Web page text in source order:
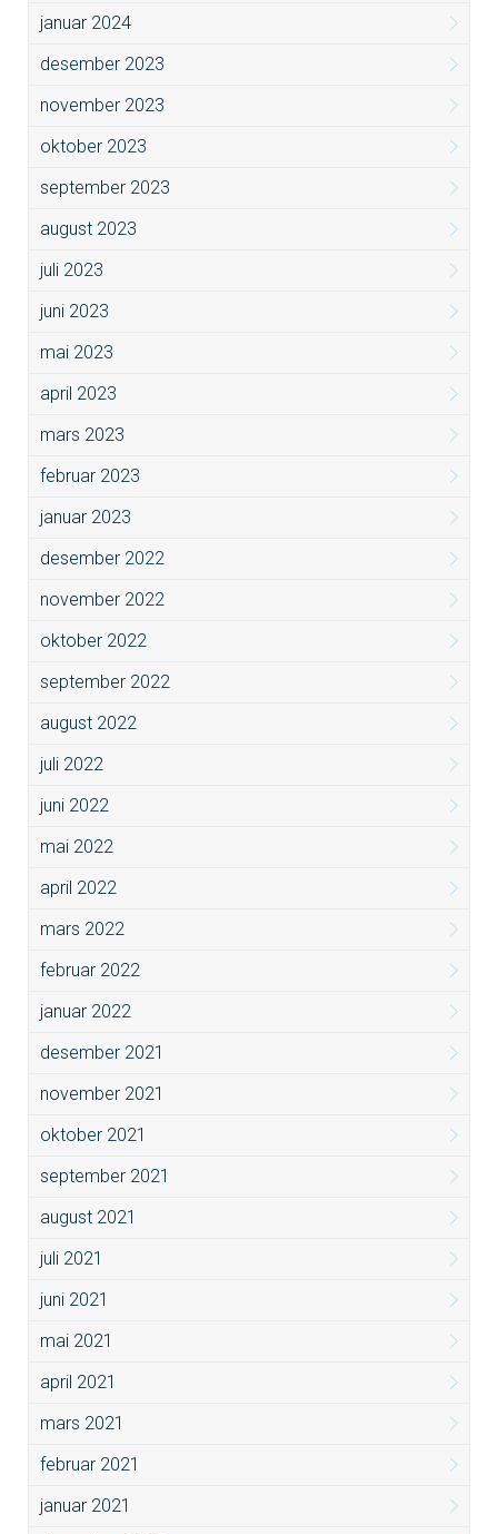
januar 2024
desember 2023
november 2023
oktober 2023
september 2023
august 2023
juli 2023
juni 2023
mai 2023
april 2023
mars 2023
februar 2023
januar 2023
desember 2022
november 2022
oktober 2022
september 2022
august 2022
juli 2022
juni 2022
mai 2022
april 2022
mars 2022
februar 2022
januar 2022
desember 2021
november 2021
oktober 2021
september 2021
august 2021
juli 2021
juni 2021
mai 2021
april 2021
mars 2021
februar 2021
januar 2021